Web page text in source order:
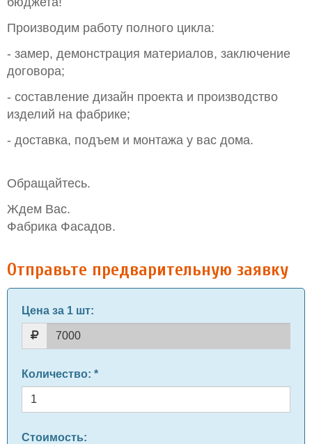
Производим работу полного цикла:
- замер, демонстрация материалов, заключение
договора;
- составление дизайн проекта и производство
изделий на фабрике;
- доставка, подъем и монтажа у вас дома.
Обращайтесь.
Ждем Вас.
Фабрика Фасадов.
Отправьте предварительную заявку
Цена за 1 шт:
Количество: *
Стоимость: